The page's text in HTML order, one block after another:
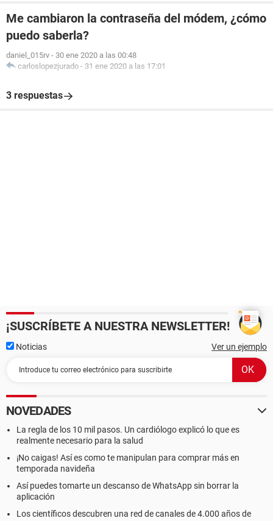
Me cambiaron la contraseña del módem, ¿cómo
puedo saberla?
daniel_015rv - 30 ene 2020 a las 00:48
carloslopezjurado - 31 ene 2020 a las 17:01
3 respuestas
¡SUSCRÍBETE A NUESTRA NEWSLETTER!
Noticias Ver un ejemplo
NOVEDADES
La regla de los 10 mil pasos. Un cardiólogo explicó lo que es
realmente necesario para la salud
¡No caigas! Así es como te manipulan para comprar más en
temporada navideña
Así puedes tomarte un descanso de WhatsApp sin borrar la
aplicación
Los científicos descubren una red de canales de 4.000 años de